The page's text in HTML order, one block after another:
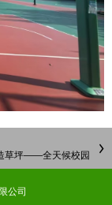
草坪——全天候校园
公司